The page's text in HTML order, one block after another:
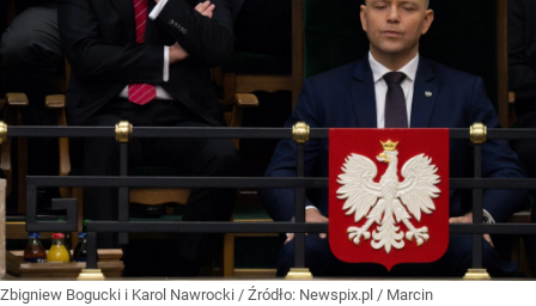
Zbigniew Bogucki i Karol Nawrocki / Źródło: Newspix.pl / Marcin